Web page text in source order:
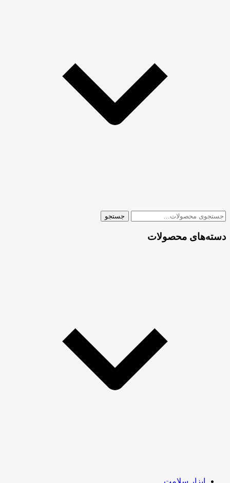
جستجو
جستجو
دسته‌های محصولات
ابزار سلامت